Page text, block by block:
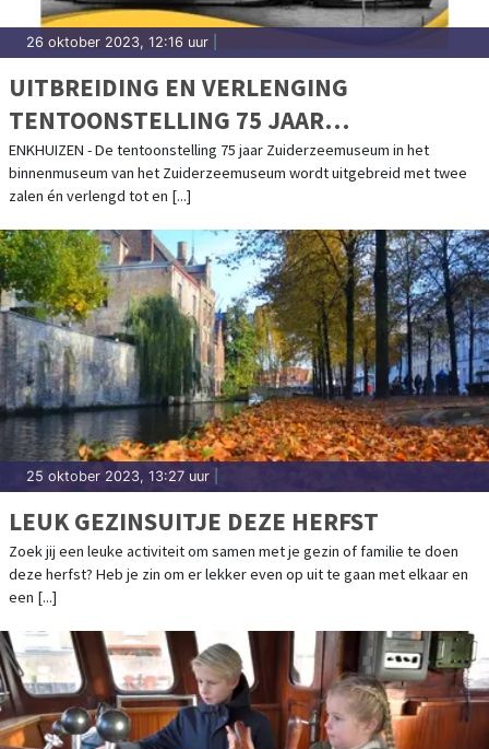
26 oktober 2023, 12:16 uur
UITBREIDING EN VERLENGING
TENTOONSTELLING 75 JAAR
ZUIDERZEEMUSEUM
ENKHUIZEN - De tentoonstelling 75 jaar Zuiderzeemuseum in het
binnenmuseum van het Zuiderzeemuseum wordt uitgebreid met twee
zalen én verlengd tot en [...]
25 oktober 2023, 13:27 uur
LEUK GEZINSUITJE DEZE HERFST
Zoek jij een leuke activiteit om samen met je gezin of familie te doen
deze herfst? Heb je zin om er lekker even op uit te gaan met elkaar en
een [...]